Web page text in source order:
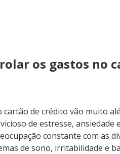
os gastos no
de crédito vão muito
de estresse, ansiedade
constante com as
de sono, irritabilidade e